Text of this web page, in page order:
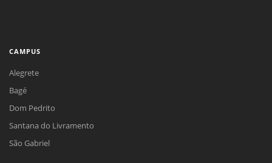
CAMPUS
Alegrete
Bagé
Dom Pedrito
Santana do Livramento
São Gabriel